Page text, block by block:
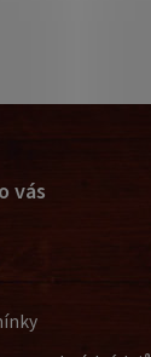
vás